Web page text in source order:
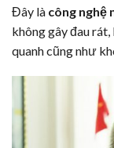
Đây là công nghệ
không gây đau
quanh cũng như